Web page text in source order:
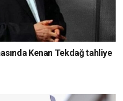
Kenan Tekdağ tahliye